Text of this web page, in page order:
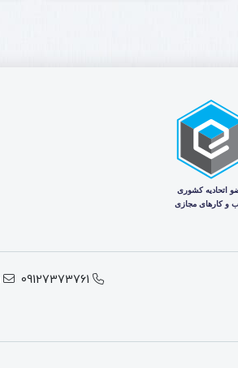
09127373761